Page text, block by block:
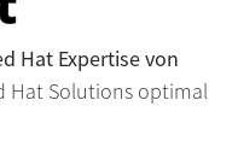
Hat Expertise von
Hat Solutions optimal